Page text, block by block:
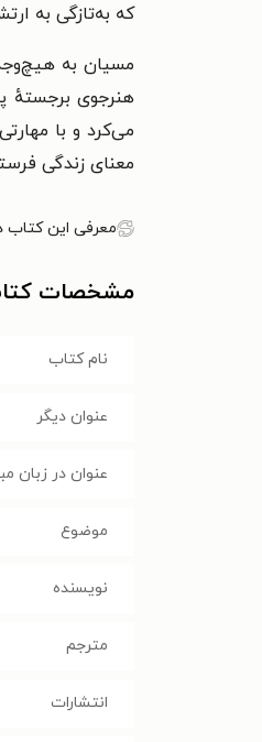
که به‌تازگی به ارتش فرانسه پیوسته بود
مسیان به
هنرجوی برجستهٔ
می‌کرد و با
معنای زندگی
معرفی این کتاب در تاریخ ۲ خرداد ۱۴۰۵
مشخصات
نام کتاب
عنوان دیگر
عنوان در زبان
موضوع
نویسنده
مترجم
انتشارات